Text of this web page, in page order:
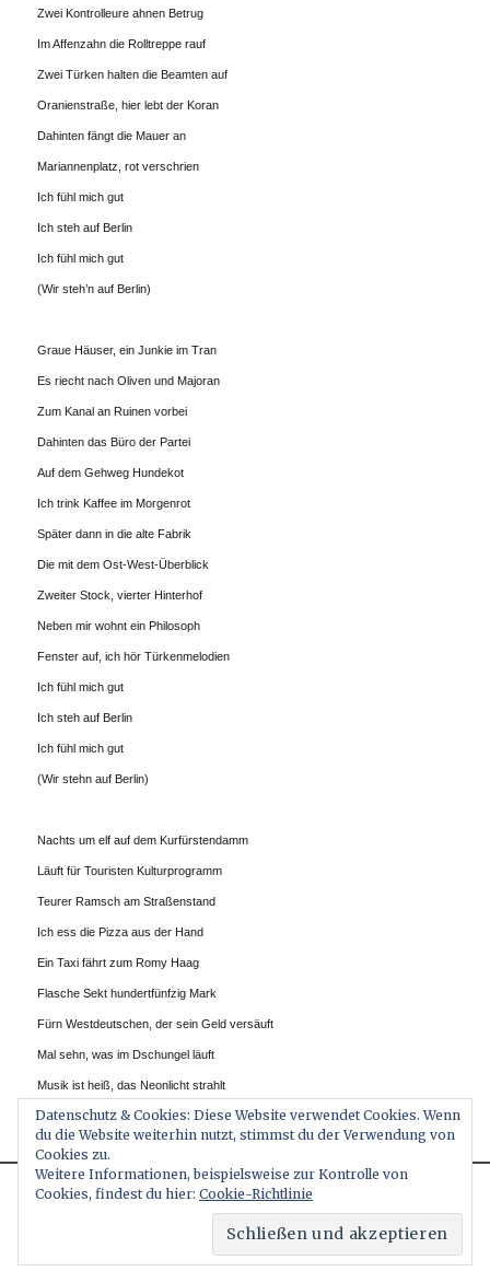
Zwei Kontrolleure ahnen Betrug
Im Affenzahn die Rolltreppe rauf
Zwei Türken halten die Beamten auf
Oranienstraße, hier lebt der Koran
Dahinten fängt die Mauer an
Mariannenplatz, rot verschrien
Ich fühl mich gut
Ich steh auf Berlin
Ich fühl mich gut
(Wir steh’n auf Berlin)
Graue Häuser, ein Junkie im Tran
Es riecht nach Oliven und Majoran
Zum Kanal an Ruinen vorbei
Dahinten das Büro der Partei
Auf dem Gehweg Hundekot
Ich trink Kaffee im Morgenrot
Später dann in die alte Fabrik
Die mit dem Ost-West-Überblick
Zweiter Stock, vierter Hinterhof
Neben mir wohnt ein Philosoph
Fenster auf, ich hör Türkenmelodien
Ich fühl mich gut
Ich steh auf Berlin
Ich fühl mich gut
(Wir stehn auf Berlin)
Nachts um elf auf dem Kurfürstendamm
Läuft für Touristen Kulturprogramm
Teurer Ramsch am Straßenstand
Ich ess die Pizza aus der Hand
Ein Taxi fährt zum Romy Haag
Flasche Sekt hundertfünfzig Mark
Fürn Westdeutschen, der sein Geld versäuft
Mal sehn, was im Dschungel läuft
Musik ist heiß, das Neonlicht strahlt
Irgendjemand hat mir ’nen Gin bezahlt
Die Tanzfläche kocht, hier trifft sich die Scene
Ich fühl mich gut
Ich fühl mich gut
This website uses cookies to improve your experience. We'll
Datenschutz & Cookies: Diese Website verwendet Cookies. Wenn
du die Website weiterhin nutzt, stimmst du der Verwendung von
Cookies zu.
Weitere Informationen, beispielsweise zur Kontrolle von
Cookies, findest du hier: Cookie-Richtlinie